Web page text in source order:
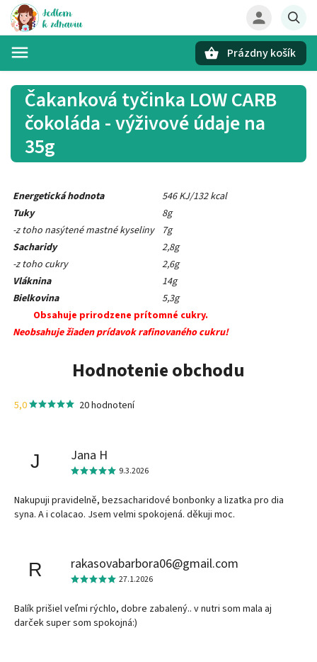
Prázdny košík
Čakanková tyčinka LOW CARB
čokoláda - výživové údaje na
35g
Energetická hodnota
546 KJ/132 kcal
Tuky
8g
-z toho nasýtené mastné kyseliny
7g
Sacharidy
2,8g
-z toho cukry
2,6g
Vláknina
14g
Bielkovina
5,3g
Obsahuje prirodzene prítomné cukry.
Neobsahuje žiaden prídavok rafinovaného cukru!
Hodnotenie obchodu
5,0 20 hodnotení
J Jana H
9.3.2026
Nakupuji pravidelně, bezsacharidové bonbonky a lizatka pro dia
syna. A i colacao. Jsem velmi spokojená. děkuji moc.
R rakasovabarbora06@gmail.com
27.1.2026
Balík prišiel veľmi rýchlo, dobre zabalený.. v nutri som mala aj
darček super som spokojná:)